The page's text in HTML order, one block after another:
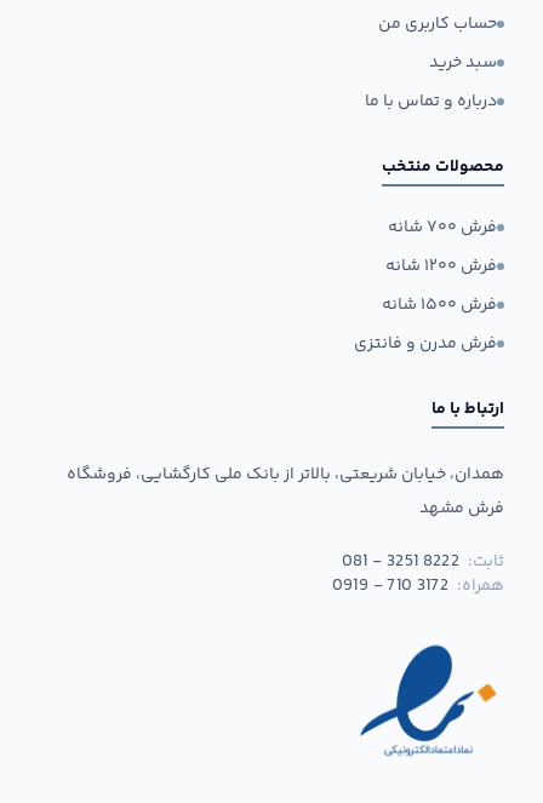
حساب کاربری من
سبد خرید
درباره و تماس با ما
محصولات منتخب
فرش ۷۰۰ شانه
فرش ۱۲۰۰ شانه
فرش ۱۵۰۰ شانه
فرش مدرن و فانتزی
ارتباط با ما
همدان، خیابان شریعتی، بالاتر از بانک ملی کارگشایی، فروشگاه
فرش مشهد
ثابت: 081 - 3251 8222
همراه: 0919 - 710 3172